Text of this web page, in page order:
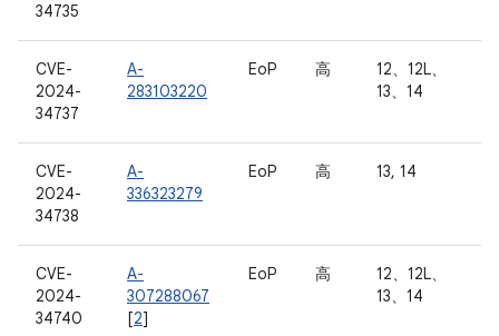
34735
CVE-
2024-
34737
A-
283103220
EoP 高
12、12L、
13、14
CVE-
2024-
34738
A-
336323279
EoP 高 13, 14
CVE-
2024-
34740
A-
307288067
[2]
EoP 高
12、12L、
13、14